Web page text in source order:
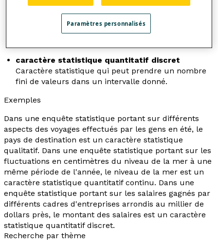
caractère statistique quantitatif continu
Caractère statistique qui peut prendre toutes les
caractère statistique quantitatif discret
Caractère statistique qui peut prendre un nombre
fini de valeurs dans un intervalle donné.
Exemples
Dans une enquête statistique portant sur différents
aspects des voyages effectués par les gens en été, le
pays de destination est un caractère statistique
qualitatif. Dans une enquête statistique portant sur les
fluctuations en centimètres du niveau de la mer à une
même période de l'année, le niveau de la mer est un
caractère statistique quantitatif continu. Dans une
enquête statistique portant sur les salaires gagnés par
différents cadres d'entreprises arrondis au millier de
dollars près, le montant des salaires est un caractère
statistique quantitatif discret.
Recherche par thème
Paramètres personnalisés